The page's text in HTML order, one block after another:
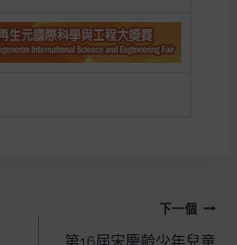
下一個